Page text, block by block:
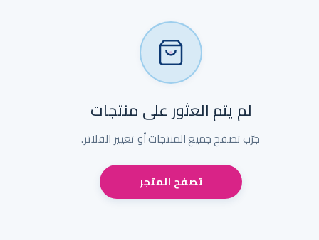
لم يتم العثور على منتجات
جرّب تصفح جميع المنتجات أو تغيير الفلاتر.
تصفح المتجر